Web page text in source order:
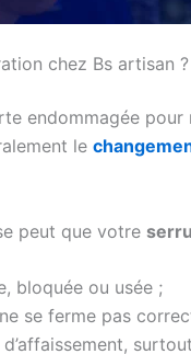
chez Bs artisan ?
endommagée
le
peut que votre
bloquée ou usée ;
ne se ferme pas